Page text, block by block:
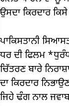
ਉਸਦਾ ਕਿਰਦਾਰ
ਪਾਕਿਸਤਾਨੀ
ਧਰ ਦੀ ਫਿਲਮ
ਚਿੱਤਰਣ ਬਾਰੇ
ਦਾ ਕਿਰਦਾਰ
ਜਿਹੇ ਢੰਗ ਨਾਲ ਜਵਾਬ